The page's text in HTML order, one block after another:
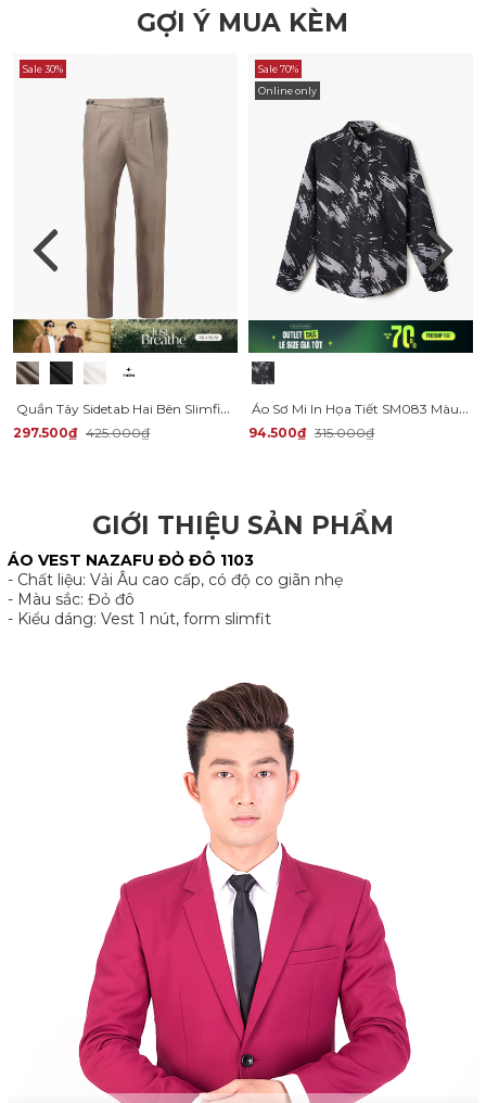
GỢI Ý MUA KÈM
Sale 30%
Quần Tây Sidetab Hai Bên Slimfit Trơn QT067
297.500₫ 425.000₫
Sale 70%
Online only
Áo Sơ Mi In Họa Tiết SM083 Màu Đen
94.500₫ 315.000₫
GIỚI THIỆU SẢN PHẨM
ÁO VEST NAZAFU ĐỎ ĐÔ 1103
- Chất liệu: Vải Âu cao cấp, có độ co giãn nhẹ
- Màu sắc: Đỏ đô
- Kiểu dáng: Vest 1 nút, form slimfit